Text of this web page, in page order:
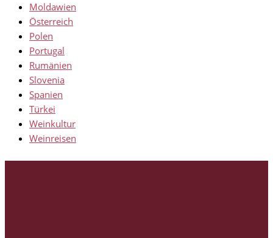
Moldawien
Österreich
Polen
Portugal
Rumänien
Slovenia
Spanien
Türkei
Weinkultur
Weinreisen